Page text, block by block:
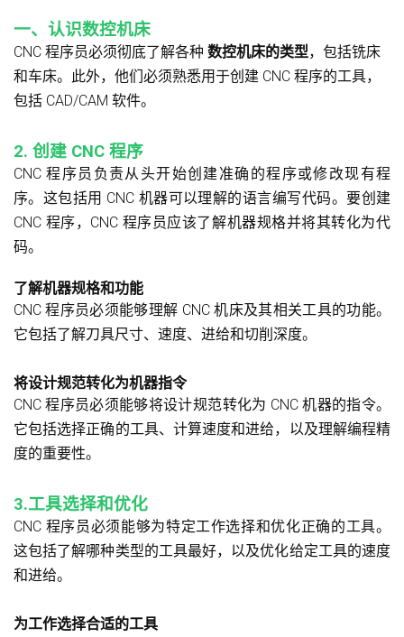
一、认识数控机床
CNC 程序员必须彻底了解各种 数控机床的类型，包括铣床
和车床。此外，他们必须熟悉用于创建 CNC 程序的工具，
包括 CAD/CAM 软件。
2. 创建 CNC 程序
CNC 程序员负责从头开始创建准确的程序或修改现有程
序。这包括用 CNC 机器可以理解的语言编写代码。要创建
CNC 程序，CNC 程序员应该了解机器规格并将其转化为代
码。
了解机器规格和功能
CNC 程序员必须能够理解 CNC 机床及其相关工具的功能。
它包括了解刀具尺寸、速度、进给和切削深度。
将设计规范转化为机器指令
CNC 程序员必须能够将设计规范转化为 CNC 机器的指令。
它包括选择正确的工具、计算速度和进给，以及理解编程精
度的重要性。
3.工具选择和优化
CNC 程序员必须能够为特定工作选择和优化正确的工具。
这包括了解哪种类型的工具最好，以及优化给定工具的速度
和进给。
为工作选择合适的工具